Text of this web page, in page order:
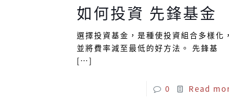
如何投資 先鋒基金
選擇投資基金，是種使投資組合多樣化
並將費率減至最低的好方法。 先鋒基
[…]
0 Read